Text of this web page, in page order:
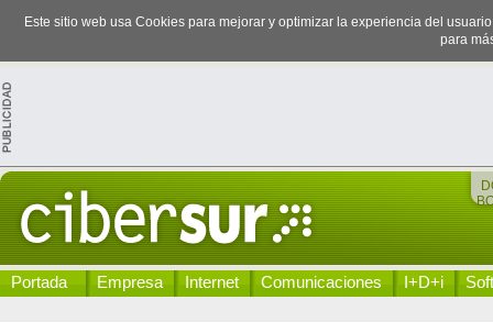
Este sitio web usa Cookies para mejorar y optimizar la experiencia del
para
Portada Empresa Internet Comunicaciones I+D+i